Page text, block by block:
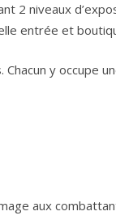
2 niveaux
entrée et
Chacun y
aux